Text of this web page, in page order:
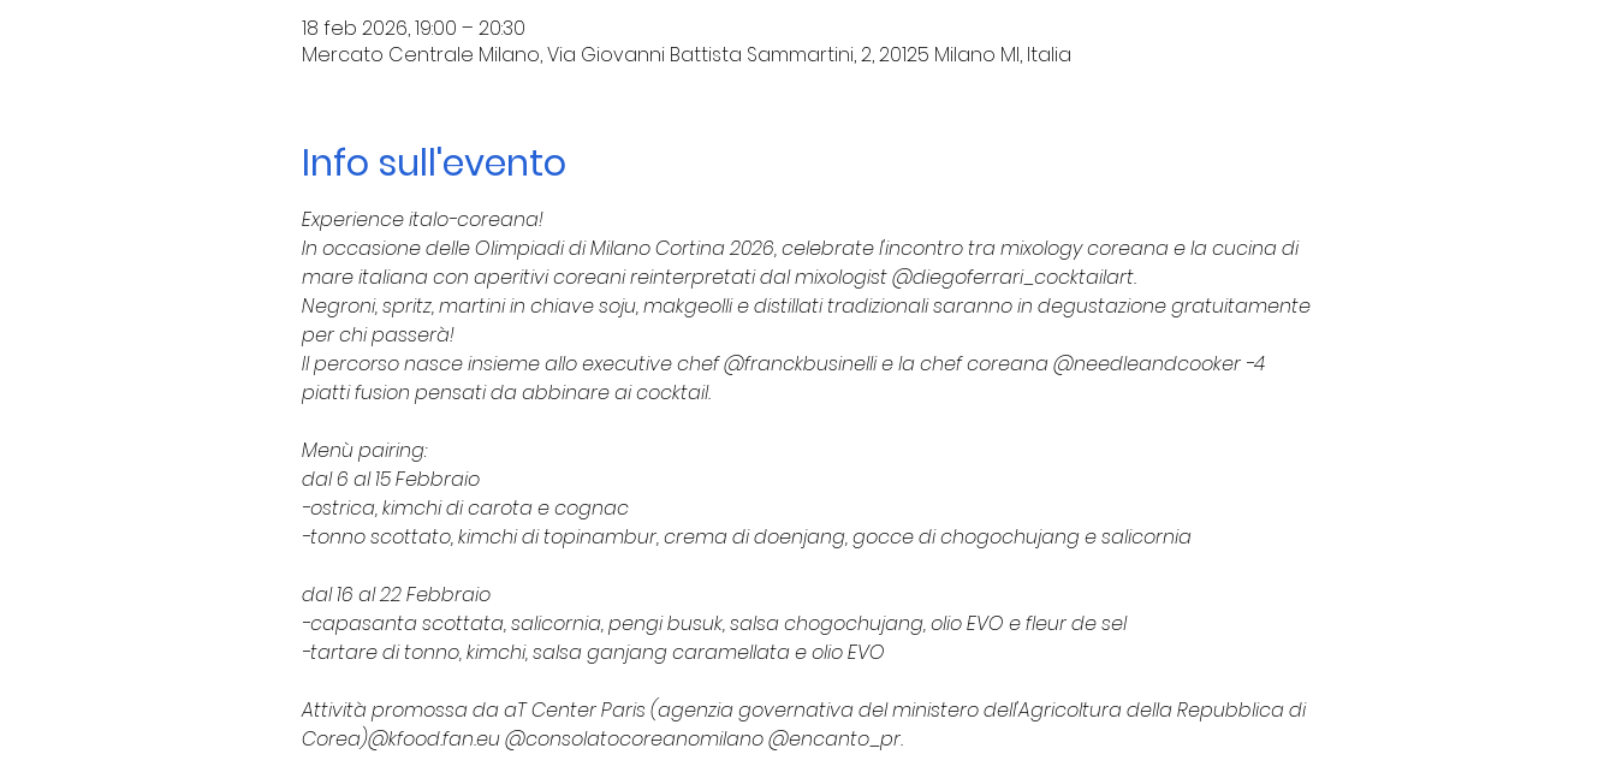
18 feb 2026, 19:00 – 20:30
Mercato Centrale Milano, Via Giovanni Battista Sammartini, 2, 20125 Milano MI, Italia
Info sull'evento
Experience italo-coreana!
In occasione delle Olimpiadi di Milano Cortina 2026, celebrate l'incontro tra mixology coreana e la cucina di
mare italiana con aperitivi coreani reinterpretati dal mixologist @diegoferrari_cocktailart.
Negroni, spritz, martini in chiave soju, makgeolli e distillati tradizionali saranno in degustazione gratuitamente
per chi passerà!
Il percorso nasce insieme allo executive chef @franckbusinelli e la chef coreana @needleandcooker -4
piatti fusion pensati da abbinare ai cocktail.
Menù pairing:
dal 6 al 15 Febbraio
-ostrica, kimchi di carota e cognac
-tonno scottato, kimchi di topinambur, crema di doenjang, gocce di chogochujang e salicornia
dal 16 al 22 Febbraio
-capasanta scottata, salicornia, pengi busuk, salsa chogochujang, olio EVO e fleur de sel
-tartare di tonno, kimchi, salsa ganjang caramellata e olio EVO
Attività promossa da aT Center Paris (agenzia governativa del ministero dell'Agricoltura della Repubblica di
Corea)@kfood.fan.eu @consolatocoreanomilano @encanto_pr.